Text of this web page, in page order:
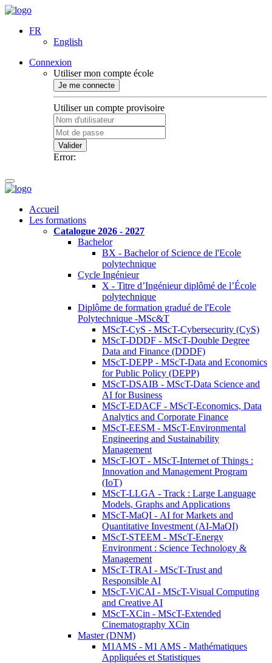
FR
English
Connexion
Utiliser mon compte école
Je me connecte
Utiliser un compte provisoire
Valider
Error:
Accueil
Les formations
Catalogue 2026 - 2027
Bachelor
BX - Bachelor of Science de l'Ecole
polytechnique
Cycle Ingénieur
X - Titre d’Ingénieur diplômé de l’École
polytechnique
Diplôme de formation gradué de l'Ecole
Polytechnique -MSc&T
MScT-CyS - MScT-Cybersecurity (CyS)
MScT-DDDF - MScT-Double Degree
Data and Finance (DDDF)
MScT-DEPP - MScT-Data and Economics
for Public Policy (DEPP)
MScT-DSAIB - MScT-Data Science and
AI for Business
MScT-EDACF - MScT-Economics, Data
Analytics and Corporate Finance
MScT-EESM - MScT-Environmental
Engineering and Sustainability
Management
MScT-IOT - MScT-Internet of Things :
Innovation and Management Program
(IoT)
MScT-LLGA - Track : Large Language
Models, Graphs and Applications
MScT-MaQI - AI for Markets and
Quantitative Investment (AI-MaQI)
MScT-STEEM - MScT-Energy
Environment : Science Technology &
Management
MScT-TRAI - MScT-Trust and
Responsible AI
MScT-ViCAI - MScT-Visual Computing
and Creative AI
MScT-XCin - MScT-Extended
Cinematography XCin
Master (DNM)
M1AMS - M1 AMS - Mathématiques
Appliquées et Statistiques